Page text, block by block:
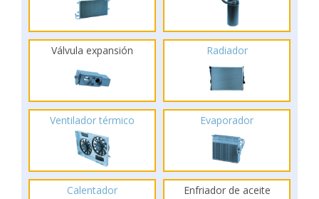
Válvula expansión Radiador
Ventilador térmico Evaporador
Calentador Enfriador de aceite